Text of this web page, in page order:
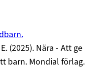
(2025). Nära - Att ge
barn. Mondial förlag.